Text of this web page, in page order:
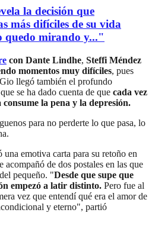
la decisión que
más difíciles de su vida
mirando y..."
con Dante Lindhe, Steffi Méndez
momentos muy difíciles, pues
llegó también el profundo
se ha dado cuenta de que cada vez
consume la pena y la depresión.
para no perderte lo que pasa, lo
emotiva carta para su retoño en
acompañó de dos postales en las que
pequeño. "Desde que supe que
empezó a latir distinto. Pero fue al
vez que entendí qué era el amor de
y eterno", partió